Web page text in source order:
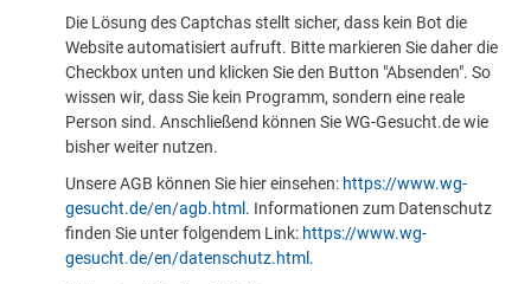
Die Lösung des Captchas stellt sicher, dass kein Bot die
Website automatisiert aufruft. Bitte markieren Sie daher die
Checkbox unten und klicken Sie den Button "Absenden". So
wissen wir, dass Sie kein Programm, sondern eine reale
Person sind. Anschließend können Sie WG-Gesucht.de wie
bisher weiter nutzen.
Unsere AGB können Sie hier einsehen: https://www.wg-
gesucht.de/en/agb.html . Informationen zum Datenschutz
finden Sie unter folgendem Link: https://www.wg-
gesucht.de/en/datenschutz.html .